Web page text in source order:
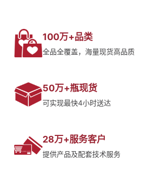
100万+品类
全品全覆盖，海量现货高品质
50万+瓶现货
可实现最快4小时送达
28万+服务客户
提供产品及配套技术服务